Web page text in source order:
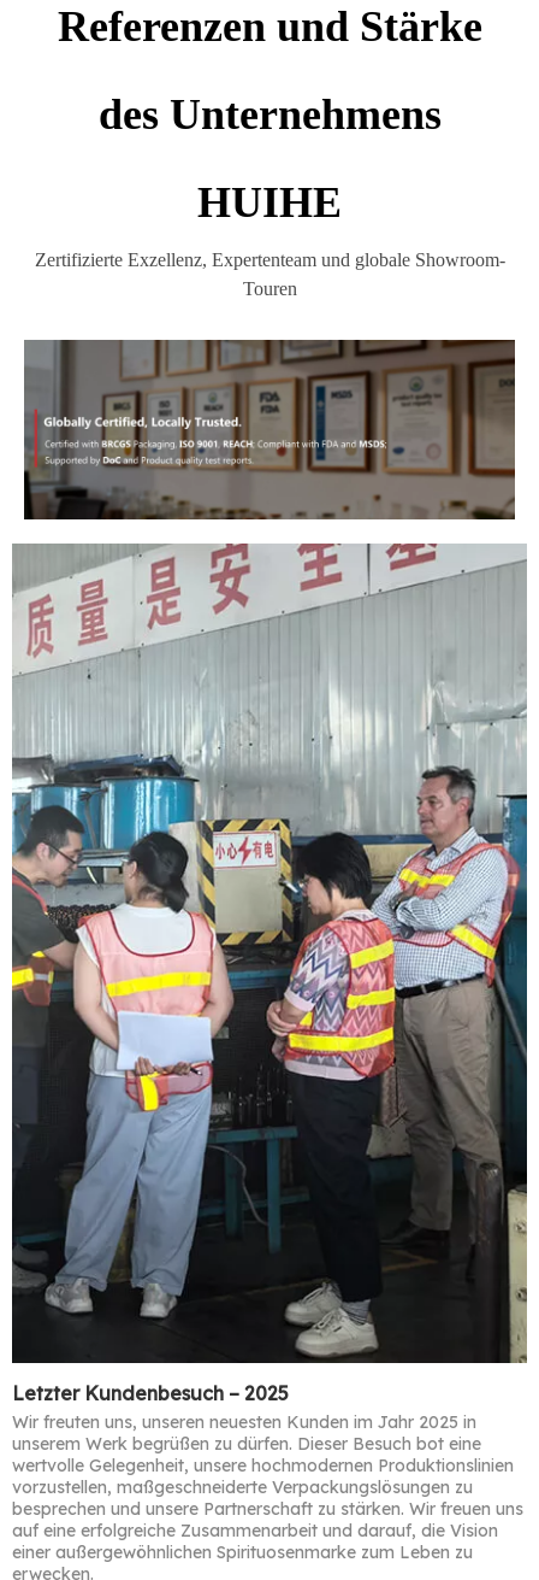
Referenzen und Stärke
des Unternehmens
HUIHE
Zertifizierte Exzellenz, Expertenteam und globale Showroom-
Touren
Letzter Kundenbesuch – 2025
Wir freuten uns, unseren neuesten Kunden im Jahr 2025 in
unserem Werk begrüßen zu dürfen. Dieser Besuch bot eine
wertvolle Gelegenheit, unsere hochmodernen Produktionslinien
vorzustellen, maßgeschneiderte Verpackungslösungen zu
besprechen und unsere Partnerschaft zu stärken. Wir freuen uns
auf eine erfolgreiche Zusammenarbeit und darauf, die Vision
einer außergewöhnlichen Spirituosenmarke zum Leben zu
erwecken.​​​​​​​